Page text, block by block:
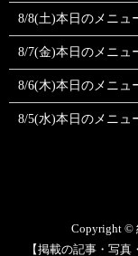
8/8(土)本日のメニュ
8/7(金)本日のメニュ
8/6(木)本日のメニュ
8/5(水)本日のメニュ
Copyright ©
【掲載の記事・写